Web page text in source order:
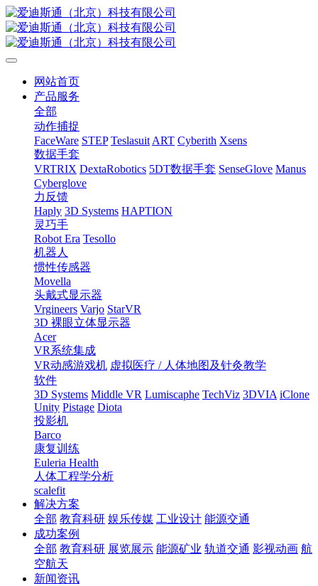
网站首页
产品服务
全部
动作捕捉
FaceWare STEP Teslasuit ART Cyberith Xsens
数据手套
VRTRIX DextaRobotics 5DT数据手套 SenseGlove Manus
Cyberglove
力反馈
Haply 3D Systems HAPTION
灵巧手
Robot Era Tesollo
机器人
惯性传感器
Movella
头戴式显示器
Vrgineers Varjo StarVR
3D 裸眼立体显示器
Acer
VR系统集成
VR动感游戏机 虚拟医疗 / 人体地图及针灸教学
软件
3D Systems Middle VR Lumiscaphe TechViz 3DVIA iClone
Unity Pistage Diota
投影机
Barco
康复训练
Euleria Health
人体工程学分析
scalefit
解决方案
全部 教育科研 娱乐传媒 工业设计 能源交通
成功案例
全部 教育科研 展览展示 能源矿业 轨道交通 影视动画 航
空航天
新闻资讯